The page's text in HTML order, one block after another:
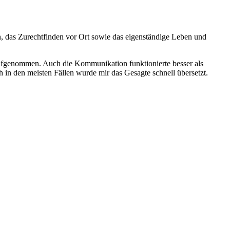
Zurechtfinden vor Ort sowie das eigenständige Leben und
Auch die Kommunikation funktionierte besser als
den meisten Fällen wurde mir das Gesagte schnell übersetzt.